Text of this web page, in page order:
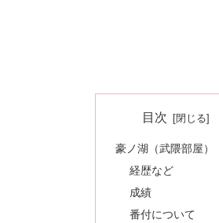
目次
豪ノ湖（武隈部屋）
経歴など
成績
番付について